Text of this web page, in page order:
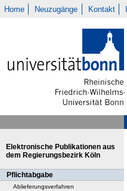
Home Neuzugänge Kontakt
Elektronische Publikationen aus
dem Regierungsbezirk Köln
Pflichtabgabe
Ablieferungsverfahren